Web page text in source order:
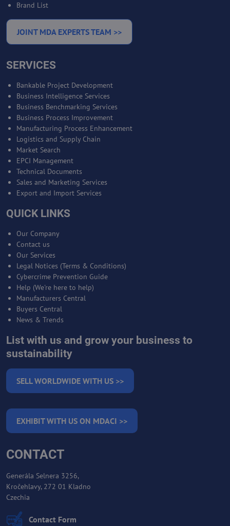
Brand List
JOINT MDA EXPERTS TEAM >>
SERVICES
Bankable Project Development
Business Intelligence Services
Business Benchmarking Services
Business Process Improvement
Manufacturing Process Enhancement
Logistics and Supply Chain
Market Search
EPCI Management
Technical Documents
Sales and Marketing Services
Export and Import Services
QUICK LINKS
Our Company
Contact us
Our Services
Legal Notices (Terms & Conditions)
Cybercrime Prevention Guide
Help (We're here to help)
Manufacturers Central
Buyers Central
News & Trends
List with us and grow your business to
sustainability
SELL WORLDWIDE WITH US >>
EXHIBIT WITH US ON MDACI >>
CONTACT
Generála Selnera 3256,
Kročehlavy, 272 01 Kladno
Czechia
Contact Form